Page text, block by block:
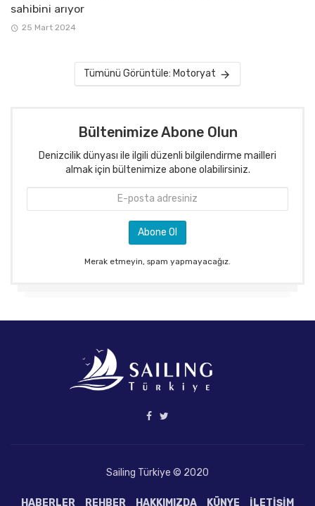
sahibini arıyor
25 Mart 2024
Tümünü Görüntüle: Motoryat
Bültenimize Abone Olun
Denizcilik dünyası ile ilgili düzenli bilgilendirme mailleri
almak için bültenimize abone olabilirsiniz.
Merak etmeyin, spam yapmayacağız.
Sailing Türkiye © 2020
HABERLER REHBER HAKKIMIZDA KÜNYE İLETIŞIM